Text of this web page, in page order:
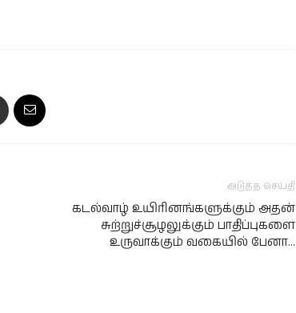
அடுத்த செய்தி
கடல்வாழ் உயிரினங்களுக்கும் அதன்
சுற்றுச்சூழலுக்கும் பாதிப்புகளை‌
உருவாக்கும் வகையில் பேனா‌…